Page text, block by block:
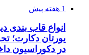
1 هفته پیش
انواع قاب بندی
یورتان دکارت؛
در دکوراسیون